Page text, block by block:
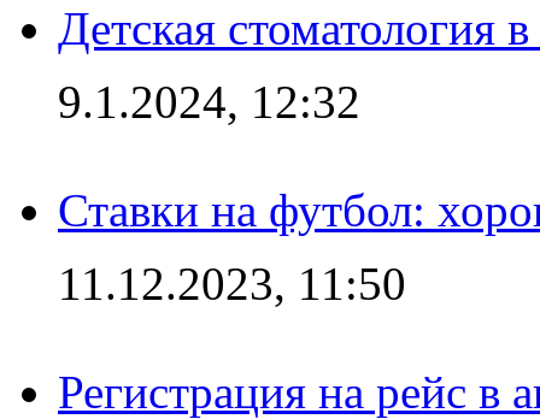
Детская стоматология
9.1.2024, 12:32
Ставки на футбол:
11.12.2023, 11:50
Регистрация на рейс в